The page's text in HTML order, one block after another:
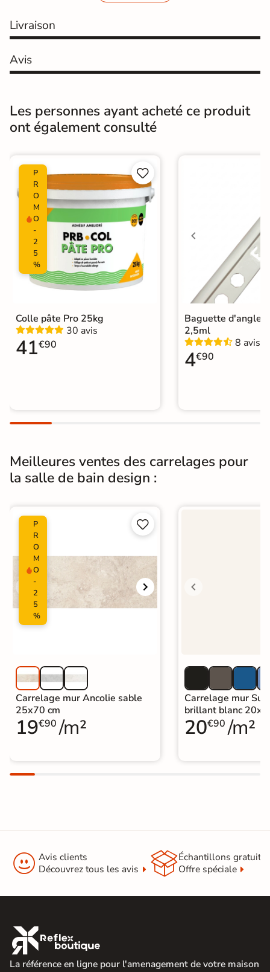
Surface Structurée
Résistant au Gel
Conditionnement Boite
Pose Coller
Support
Ancien carrelage
Placo, tout type de support mural
Normes Certification CE
Origine Espagne
Catégories
Carrelage 33x33 cm|
|
Carrelage sol cuisine|
Livraison
Avis
Les personnes ayant acheté ce produit
ont également consulté
P
R
O
M
O
-
2
5
%


Colle pâte Pro 25kg
30 avis
41€90
Baguette d'angle
2,5ml
8 avis
4€90
Meilleures ventes des carrelages pour
la salle de bain design :
P
R
O
M
O
-
2
5
%


Carrelage mur Ancolie sable
25x70 cm
19€90 /m²
Carrelage mur
brillant blanc
20€90 /m²
 Avis clients
Découvrez tous les avis
Échantillons gratuit
Offre spéciale

La référence en ligne pour l'amenagement de votre maison